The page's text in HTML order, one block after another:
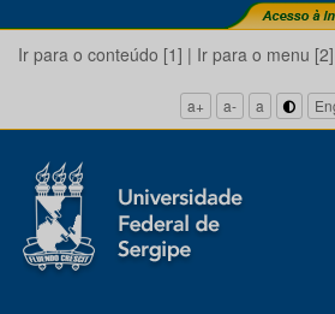
Ir para o conteúdo [1] | Ir para o menu [2]
a+ a- a